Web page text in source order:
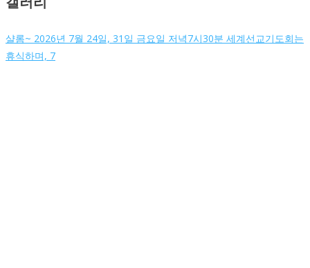
샬롬~ 2026년 7월 24일, 31일 금요일 저녁7시30분 세계선교기도회는
휴식하며, 7